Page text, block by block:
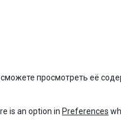
просмотреть её
is an option in Preferences